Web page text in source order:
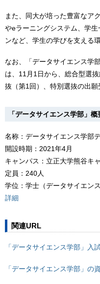
また、同大が培った豊富なア
やeラーニングシステム、学
ンなど、学⽣の学びを⽀える
なお、「データサイエンス学
は、11⽉1⽇から、総合型選
抜（第1回）、特別選抜の出願
「データサイエンス学部」概
名称：データサイエンス学部
開設時期：2021年4⽉
キャンパス：⽴正⼤学熊⾕キ
定員：240人
学位：学⼠（データサイエンス
詳細
関連URL
「データサイエンス学部」⼊
「データサイエンス学部」の